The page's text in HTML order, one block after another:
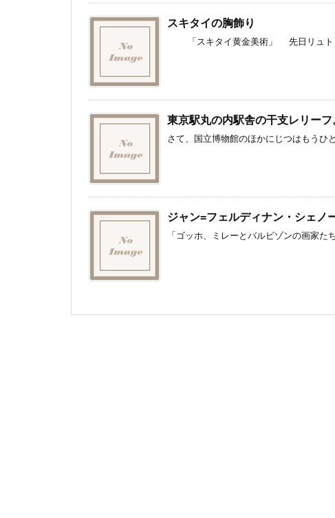
スキタイの胸飾り
「スキタイ黄金美術」 先日リュトン
東京駅丸の内駅舎の干支レリーフ
さて、国立博物館のほかにじつはもうひ
ジャン=フェルディナン・シェノ
「ゴッホ、ミレーとバルビゾンの画家